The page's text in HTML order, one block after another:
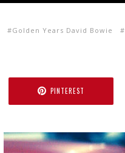
Golden Years David Bowie
PINTEREST